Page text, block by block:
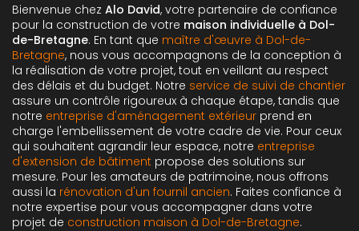
Bienvenue chez Alo David, votre partenaire de confiance
pour la construction de votre maison individuelle à Dol-
de-Bretagne. En tant que maître d'œuvre à Dol-de-
Bretagne, nous vous accompagnons de la conception à
la réalisation de votre projet, tout en veillant au respect
des délais et du budget. Notre service de suivi de chantier
assure un contrôle rigoureux à chaque étape, tandis que
notre entreprise d'aménagement extérieur prend en
charge l'embellissement de votre cadre de vie. Pour ceux
qui souhaitent agrandir leur espace, notre entreprise
d'extension de bâtiment propose des solutions sur
mesure. Pour les amateurs de patrimoine, nous offrons
aussi la rénovation d'un fournil ancien. Faites confiance à
notre expertise pour vous accompagner dans votre
projet de construction maison à Dol-de-Bretagne.